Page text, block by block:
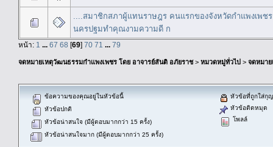
....สมาชิกสภาผู้แทนราษฎร คนแรกของจังหวัดกำแพงเพช
นครปฐมทำคุณงามความดี ก
หน้า: 1 ... 67 68 [69] 70 71 ... 79
จดหมายเหตุวัฒนธรรมกำแพงเพชร โดย อาจารย์สันติ อภัยราช> หมวดหมู่ทั่วไป > จดหมา
ข้อความของคุณอยู่ในหัวข้อนี้
หัวข้อปกติ
หัวข้อน่าสนใจ (มีผู้ตอบมากกว่า 15 ครั้ง)
หัวข้อน่าสนใจมาก (มีผู้ตอบมากกว่า 25 ครั้ง)
หัวข้อที่ถูกใส่กุ
หัวข้อติดหมุด
โพลล์